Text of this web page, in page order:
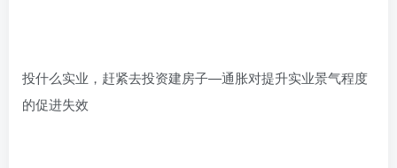
投什么实业，赶紧去投资建房子—通胀对提升实业景气程度
的促进失效